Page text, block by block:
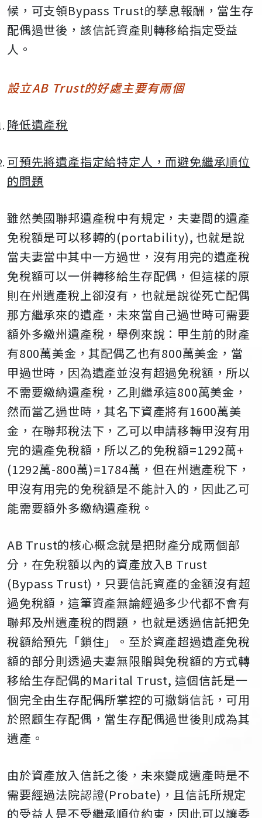
候，可支領Bypass Trust的孳息報酬，當生存
配偶過世後，該信託資產則轉移給指定受益
人。
設立AB Trust的好處主要有兩個
降低遺產稅
可預先將遺產指定給特定人，而避免繼承順位
的問題
雖然美國聯邦遺產稅中有規定，夫妻間的遺產
免稅額是可以移轉的(portability), 也就是說
當夫妻當中其中一方過世，沒有用完的遺產稅
免稅額可以一併轉移給生存配偶，但這樣的原
則在州遺產稅上卻沒有，也就是說從死亡配偶
那方繼承來的遺產，未來當自己過世時可需要
額外多繳州遺產稅，舉例來說：甲生前的財產
有800萬美金，其配偶乙也有800萬美金，當
甲過世時，因為遺產並沒有超過免稅額，所以
不需要繳納遺產稅，乙則繼承這800萬美金，
然而當乙過世時，其名下資產將有1600萬美
金，在聯邦稅法下，乙可以申請移轉甲沒有用
完的遺產免稅額，所以乙的免稅額=1292萬+
(1292萬-800萬)=1784萬，但在州遺產稅下，
甲沒有用完的免稅額是不能計入的，因此乙可
能需要額外多繳納遺產稅。
AB Trust的核心概念就是把財產分成兩個部
分，在免稅額以內的資產放入B Trust
(Bypass Trust) ，只要信託資產的金額沒有超
過免稅額，這筆資產無論經過多少代都不會有
聯邦及州遺產稅的問題，也就是透過信託把免
稅額給預先「鎖住」。至於資產超過遺產免稅
額的部分則透過夫妻無限贈與免稅額的方式轉
移給生存配偶的Marital Trust, 這個信託是一
個完全由生存配偶所掌控的可撤銷信託，可用
於照顧生存配偶，當生存配偶過世後則成為其
遺產。
由於資產放入信託之後，未來變成遺產時是不
需要經過法院認證(Probate) ，且信託所規定
的受益人是不受繼承順位約束，因此可以讓委